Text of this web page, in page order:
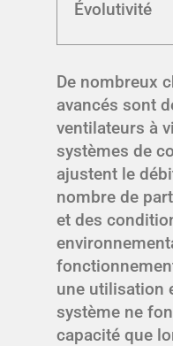
Évolutivité
De nombreux
avancés sont
ventilateurs à
systèmes de
ajustent le
nombre de
et des
une utilisation
système ne
capacité que